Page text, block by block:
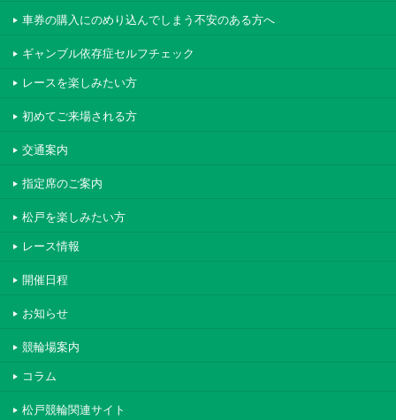
車券の購入にのめり込んでしまう不安のある方へ
ギャンブル依存症セルフチェック
レースを楽しみたい方
初めてご来場される方
交通案内
指定席のご案内
松戸を楽しみたい方
レース情報
開催日程
お知らせ
競輪場案内
コラム
松戸競輪関連サイト